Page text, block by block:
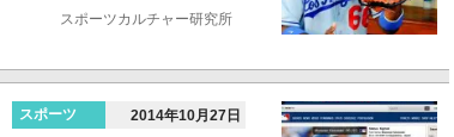
スポーツカルチャー研究所
スポーツ 2014年10月27日